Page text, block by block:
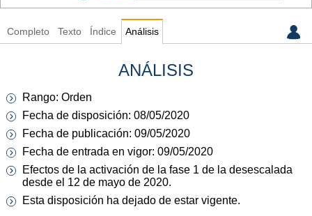
Completo Texto Índice Análisis
ANÁLISIS
Rango: Orden
Fecha de disposición: 08/05/2020
Fecha de publicación: 09/05/2020
Fecha de entrada en vigor: 09/05/2020
Efectos de la activación de la fase 1 de la desescalada
desde el 12 de mayo de 2020.
Esta disposición ha dejado de estar vigente.